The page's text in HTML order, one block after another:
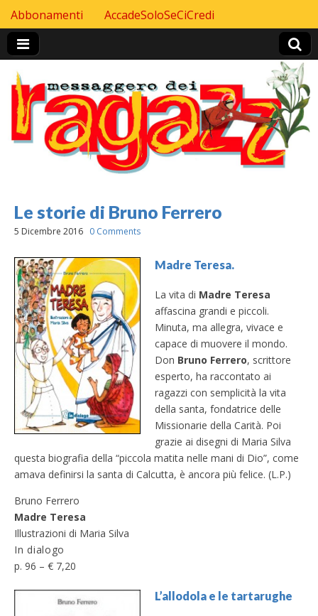
Header Top menu
Skip to content
Abbonamenti AccadeSoloSeCiCredi
Le storie di Bruno Ferrero
5 Dicembre 2016 0 Comments
Madre Teresa.
La vita di Madre Teresa
affascina grandi e piccoli.
Minuta, ma allegra, vivace e
capace di muovere il mondo.
Don Bruno Ferrero, scrittore
esperto, ha raccontato ai
ragazzi con semplicità la vita
della santa, fondatrice delle
Missionarie della Carità. Poi
grazie ai disegni di Maria Silva
questa biografia della “piccola matita nelle mani di Dio”, come
amava definirsi la santa di Calcutta, è ancora più felice. (L.P.)
Bruno Ferrero
Madre Teresa
Illustrazioni di Maria Silva
In dialogo
p. 96 – € 7,20
L’allodola e le tartarughe